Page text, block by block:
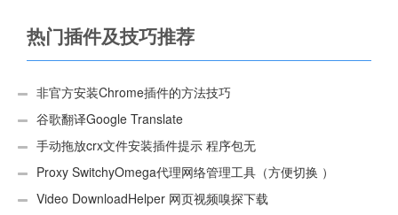
热门插件及技巧推荐
非官方安装Chrome插件的方法技巧
谷歌翻译Google Translate
手动拖放crx文件安装插件提示 程序包无
效:“CEX_HEADER_INVALID”的解决办法
Proxy SwitchyOmega代理网络管理工具（方便切换 ）
Video DownloadHelper 网页视频嗅探下载